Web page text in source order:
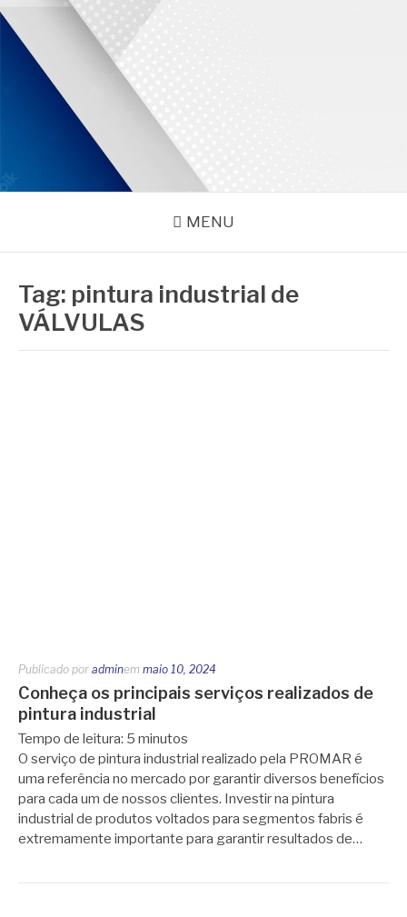
Pular
para
conteúdo
PROMAR
MENU
Tag: pintura industrial de
VÁLVULAS
Publicado por adminem maio 10, 2024
Conheça os principais serviços realizados de
pintura industrial
Tempo de leitura: 5 minutos
O serviço de pintura industrial realizado pela PROMAR é
uma referência no mercado por garantir diversos benefícios
para cada um de nossos clientes. Investir na pintura
industrial de produtos voltados para segmentos fabris é
extremamente importante para garantir resultados de…